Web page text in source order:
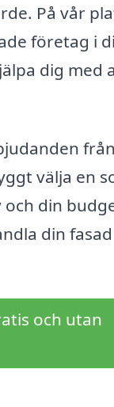
På vår
företag i
dig med
välja en
din
din
och utan